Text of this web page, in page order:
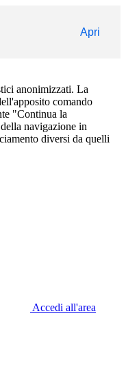
Apri
anonimizzati. La
comando
"Continua la
navigazione in
diversi da quelli
Accedi all'area